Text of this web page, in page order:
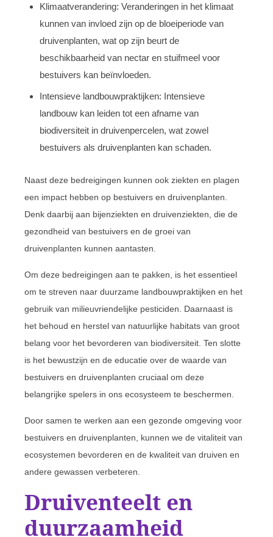
Klimaatverandering: Veranderingen in het klimaat
kunnen van invloed zijn op de bloeiperiode van
druivenplanten, wat op zijn beurt de
beschikbaarheid van nectar en stuifmeel voor
bestuivers kan beïnvloeden.
Intensieve landbouwpraktijken: Intensieve
landbouw kan leiden tot een afname van
biodiversiteit in druivenpercelen, wat zowel
bestuivers als druivenplanten kan schaden.
Naast deze bedreigingen kunnen ook ziekten en plagen
een impact hebben op bestuivers en druivenplanten.
Denk daarbij aan bijenziekten en druivenziekten, die de
gezondheid van bestuivers en de groei van
druivenplanten kunnen aantasten.
Om deze bedreigingen aan te pakken, is het essentieel
om te streven naar duurzame landbouwpraktijken en het
gebruik van milieuvriendelijke pesticiden. Daarnaast is
het behoud en herstel van natuurlijke habitats van groot
belang voor het bevorderen van biodiversiteit. Ten slotte
is het bewustzijn en de educatie over de waarde van
bestuivers en druivenplanten cruciaal om deze
belangrijke spelers in ons ecosysteem te beschermen.
Door samen te werken aan een gezonde omgeving voor
bestuivers en druivenplanten, kunnen we de vitaliteit van
ecosystemen bevorderen en de kwaliteit van druiven en
andere gewassen verbeteren.
Druiventeelt en
duurzaamheid